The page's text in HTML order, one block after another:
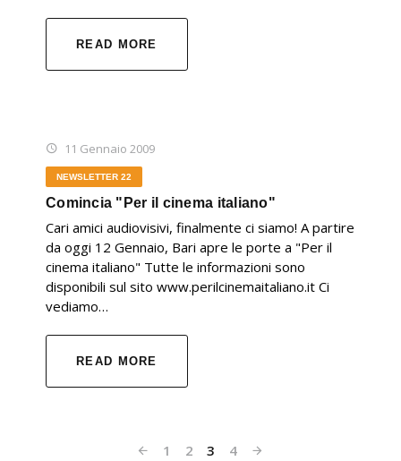
READ MORE
11 Gennaio 2009
NEWSLETTER 22
Comincia "Per il cinema italiano"
Cari amici audiovisivi, finalmente ci siamo! A partire
da oggi 12 Gennaio, Bari apre le porte a "Per il
cinema italiano" Tutte le informazioni sono
disponibili sul sito www.perilcinemaitaliano.it Ci
vediamo…
READ MORE
1 2 3 4